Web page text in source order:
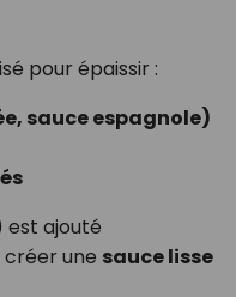
pour épaissir :
sauce espagnole)
est ajouté
une sauce lisse